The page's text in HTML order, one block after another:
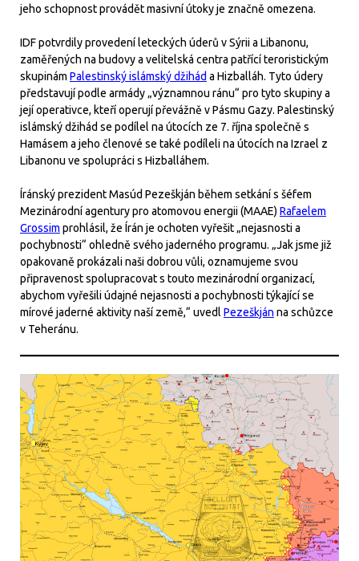
jeho schopnost provádět masivní útoky je značně omezena.
IDF potvrdily provedení leteckých úderů v Sýrii a Libanonu,
zaměřených na budovy a velitelská centra patřící teroristickým
skupinám Palestinský islámský džihád a Hizballáh. Tyto údery
představují podle armády „významnou ránu“ pro tyto skupiny a
její operativce, kteří operují převážně v Pásmu Gazy. Palestinský
islámský džihád se podílel na útocích ze 7. října společně s
Hamásem a jeho členové se také podíleli na útocích na Izrael z
Libanonu ve spolupráci s Hizballáhem.
Íránský prezident Masúd Pezeškján během setkání s šéfem
Mezinárodní agentury pro atomovou energii (MAAE) Rafaelem
Grossim prohlásil, že Írán je ochoten vyřešit „nejasnosti a
pochybnosti“ ohledně svého jaderného programu. „Jak jsme již
opakovaně prokázali naši dobrou vůli, oznamujeme svou
připravenost spolupracovat s touto mezinárodní organizací,
abychom vyřešili údajné nejasnosti a pochybnosti týkající se
mírové jaderné aktivity naší země,“ uvedl Pezeškján na schůzce
v Teheránu.